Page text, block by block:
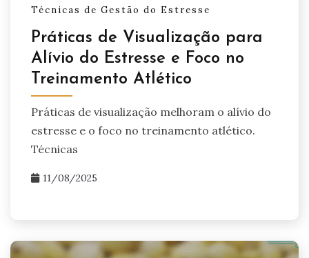
Técnicas de Gestão do Estresse
Práticas de Visualização para
Alívio do Estresse e Foco no
Treinamento Atlético
Práticas de visualização melhoram o alívio do
estresse e o foco no treinamento atlético.
Técnicas
11/08/2025